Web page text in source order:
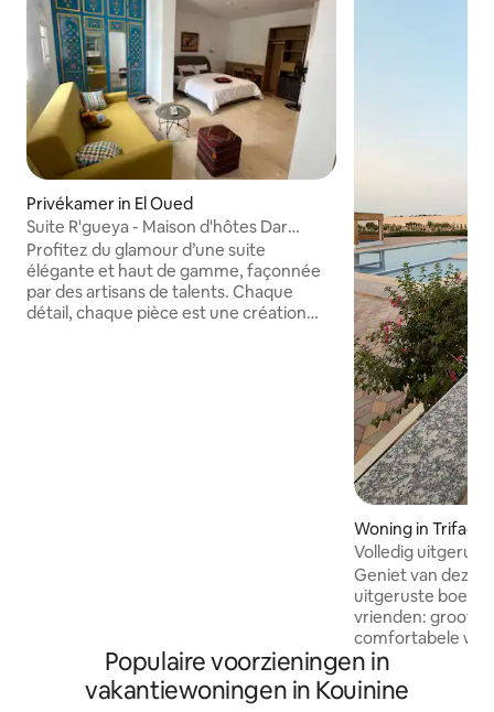
Privékamer in El Oued
Suite R'gueya - Maison d'hôtes Dar
Eddaya
Profitez du glamour d’une suite
élégante et haut de gamme, façonnée
par des artisans de talents. Chaque
détail, chaque pièce est une création
Woning in Trifaoui
Volledig
Geniet van deze
uitgeruste
vrienden: groot
comfortabele
buitenkeukens,
buitendouches,
voor je
Populaire voorzieningen in
vakantiewoningen in Kouinine